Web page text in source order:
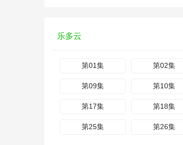
乐多云
第01集 第02集
第09集 第10集
第17集 第18集
第25集 第26集